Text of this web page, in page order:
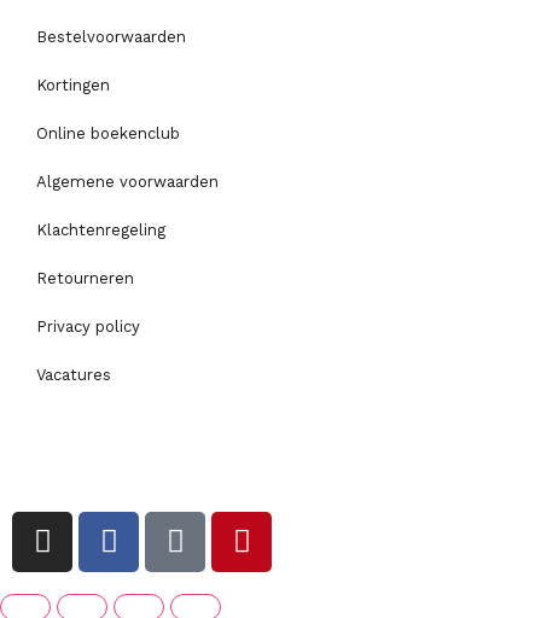
Bestelvoorwaarden
Kortingen
Online boekenclub
Algemene voorwaarden
Klachtenregeling
Retourneren
Privacy policy
Vacatures
I
n
s
F
a
c
T
i
k
P
i